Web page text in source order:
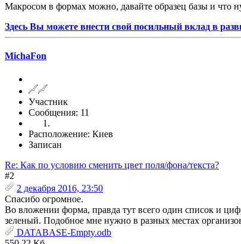
Макросом в формах можно, давайте образец базы и что
Здесь Вы можете внести свой посильный вклад в
MichaFon
Участник
Сообщения: 11
Расположение: Киев
Записан
Re: Как по условию сменить цвет поля/фона/текста?
#2
2 декабря 2016, 23:50
Спасибо огромное.
Во вложении форма, правда тут всего один список и
зеленый. Подобное мне нужно в разных местах
DATABASE-Empty.odb